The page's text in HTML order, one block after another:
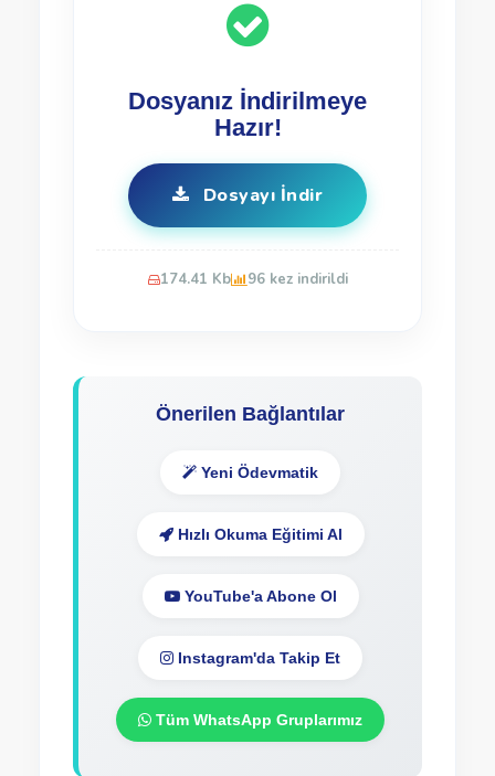
Dosyanız İndirilmeye
Hazır!
Dosyayı İndir
174.41 Kb 96 kez indirildi
Önerilen Bağlantılar
Yeni Ödevmatik
Hızlı Okuma Eğitimi Al
YouTube'a Abone Ol
Instagram'da Takip Et
Tüm WhatsApp Gruplarımız